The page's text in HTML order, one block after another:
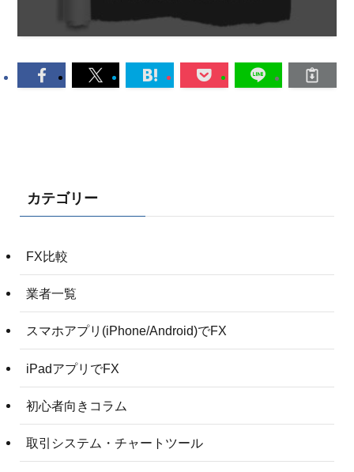
カテゴリー
FX比較
業者一覧
スマホアプリ(iPhone/Android)でFX
iPadアプリでFX
初心者向きコラム
取引システム・チャートツール